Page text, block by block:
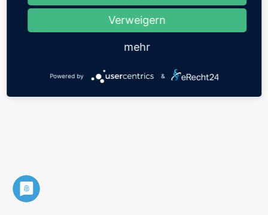
Verweigern
mehr
Powered by &